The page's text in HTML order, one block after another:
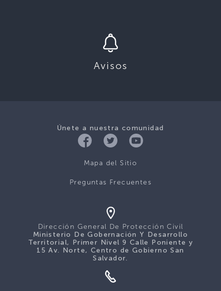
Avisos
Únete a nuestra comunidad
Mapa del Sitio
Preguntas Frecuentes
Dirección General De Protección Civil
Ministerio De Gobernación Y Desarrollo
Territorial, Primer Nivel 9 Calle Poniente y
15 Av. Norte, Centro de Gobierno San
Salvador.